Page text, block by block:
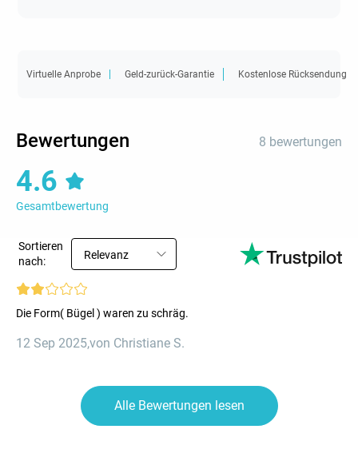
Virtuelle Anprobe Geld-zurück-Garantie Kostenlose Rücksendung
Bewertungen 8 bewertungen
4.6
Gesamtbewertung
Sortieren
nach:
Relevanz
Die Form( Bügel ) waren zu schräg.
12 Sep 2025,von Christiane S.
Alle Bewertungen lesen